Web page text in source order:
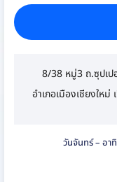
8/38 หมู่3 ถ.ซุปเป
อำเภอเมืองเชียงให
วันจันทร์ – อา